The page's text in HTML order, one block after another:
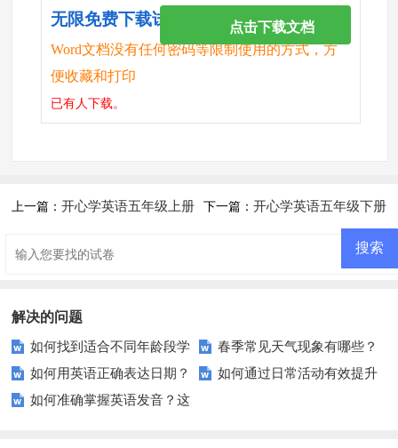
无限免费下载试卷
Word文档没有任何密码等限制使用的方式，方
便收藏和打印
已有人下载。
点击下载文档
上一篇：开心学英语五年级上册 下一篇： 开心学英语五年级下册
解决的问题
如何找到适合不同年龄段学
生的英语填空练习题？
春季常见天气现象有哪些？
如何用英语描述？
如何用英语正确表达日期？
掌握这些小技巧让你不再困惑
如何通过日常活动有效提升
如何准确掌握英语发音？这